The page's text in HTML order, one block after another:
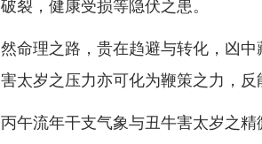
然命理之路，贵在趋避与转化，凶
害太岁之压力亦可化为鞭策之力，反
丙午流年干支气象与丑牛害太岁之精